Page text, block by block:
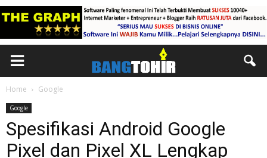
Home Google
Google
Spesifikasi Android Google
Pixel dan Pixel XL Lengkap